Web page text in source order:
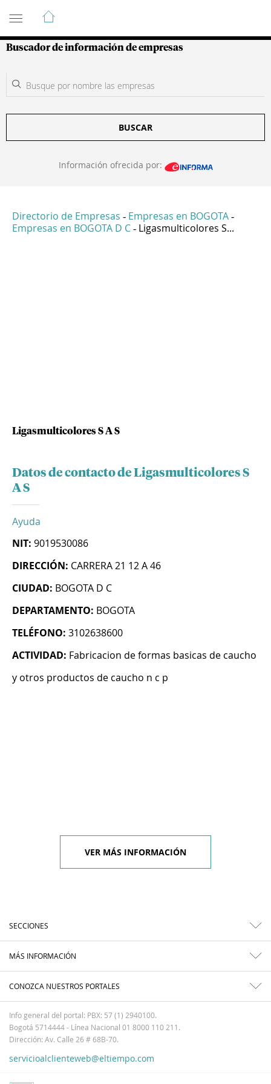
Guía de Empresas Colombianas
Buscador de información de empresas
BUSCAR
Información ofrecida por:
Directorio de Empresas - Empresas en BOGOTA -
Empresas en BOGOTA D C - Ligasmulticolores S...
Ligasmulticolores S A S
Datos de contacto de Ligasmulticolores S
A S
Ayuda
NIT: 9019530086
DIRECCIÓN: CARRERA 21 12 A 46
CIUDAD: BOGOTA D C
DEPARTAMENTO: BOGOTA
TELÉFONO: 3102638600
ACTIVIDAD: Fabricacion de formas basicas de caucho
y otros productos de caucho n c p
VER MÁS INFORMACIÓN
SECCIONES
MÁS INFORMACIÓN
CONOZCA NUESTROS PORTALES
Info general del portal: PBX: 57 (1) 2940100.
Bogotá 5714444 - Línea Nacional 01 8000 110 211.
Dirección: Av. Calle 26 # 68B-70.
servicioalclienteweb@eltiempo.com